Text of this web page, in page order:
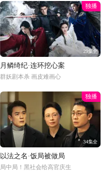
独播
29集全
月鳞绮纪·连环挖心案
群妖剧本杀 画皮难画心
独播
34集全
以法之名·饭局被做局
局中局！黑社会给高官庆生